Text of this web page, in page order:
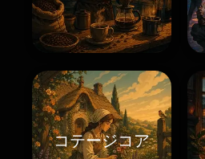
コテージコア